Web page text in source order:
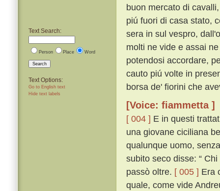
Text Search:
Person Place Word
Search
Text Options:
Go to English text
Hide text labels
buon mercato di
piú fuori di casa stato,
sera in sul vespro,
molti ne vide e assai
potendosi accordare,
cauto piú volte in
borsa de' fiorini che
[Voice: fiammetta ]
[ 004 ] E in questi
una giovane ciciliana
qualunque uomo,
subito seco disse: “
passò oltre. [ 005 ] Era
quale, come vide